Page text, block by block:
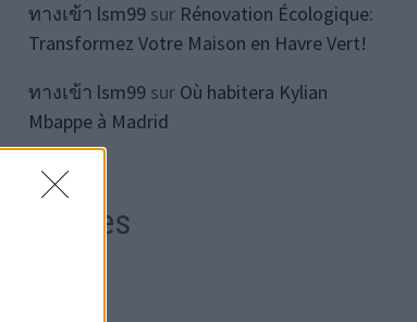
ทางเข้า lsm99sur Rénovation Écologique:
Transformez Votre Maison en Havre Vert!
ทางเข้า lsm99sur Où habitera Kylian
Mbappe à Madrid
Archives